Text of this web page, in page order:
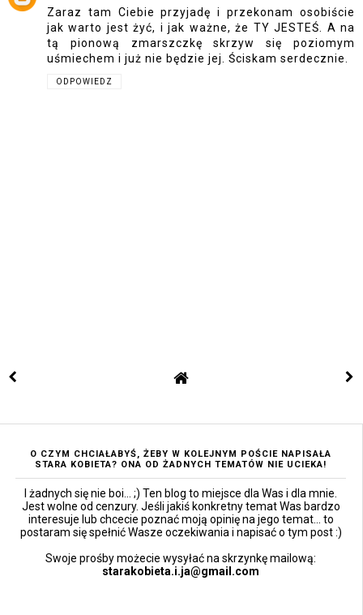
Zaraz tam Ciebie przyjadę i przekonam osobiście
jak warto jest żyć, i jak ważne, że TY JESTEŚ. A na
tą pionową zmarszczkę skrzyw się poziomym
uśmiechem i już nie będzie jej. Ściskam serdecznie.
ODPOWIEDZ
O CZYM CHCIAŁABYŚ, ŻEBY W KOLEJNYM POŚCIE NAPISAŁA
STARA KOBIETA? ONA OD ŻADNYCH TEMATÓW NIE UCIEKA!
I żadnych się nie boi... ;) Ten blog to miejsce dla Was i dla mnie.
Jest wolne od cenzury. Jeśli jakiś konkretny temat Was bardzo
interesuje lub chcecie poznać moją opinię na jego temat... to
postaram się spełnić Wasze oczekiwania i napisać o tym post :)
Swoje prośby możecie wysyłać na skrzynkę mailową:
starakobieta.i.ja@gmail.com